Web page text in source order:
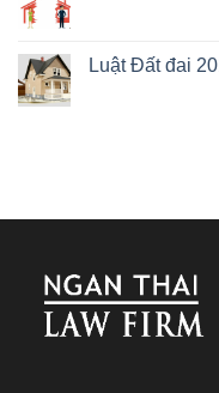
Luật Đất đai